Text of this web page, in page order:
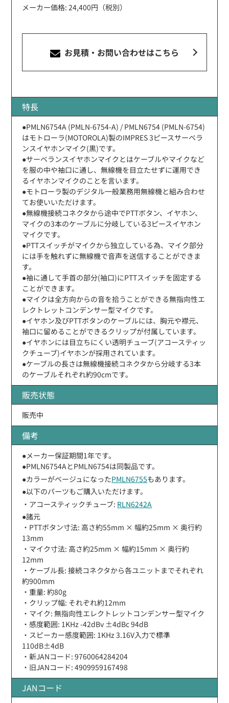
メーカー価格: 24,400円（税別）
お見積・お問い合わせはこちら
特長
●PMLN6754A (PMLN-6754-A) / PMLN6754 (PMLN-6754)
はモトローラ(MOTOROLA)製のIMPRES 3ピースサーベラ
ンスイヤホンマイク(黒)です。
●サーベランスイヤホンマイクとはケーブルやマイクなど
を服の中や袖口に通し、無線機を目立たせずに運用でき
るイヤホンマイクのことを言います。
●モトローラ製のデジタル一般業務用無線機と組み合わせ
てお使いいただけます。
●無線機接続コネクタから途中でPTTボタン、イヤホン、
マイクの3本のケーブルに分岐している3ピースイヤホン
マイクです。
●PTTスイッチがマイクから独立している為、マイク部分
には手を触れずに無線機で音声を送信することができま
す。
●袖に通して手首の部分(袖口)にPTTスイッチを固定する
ことができます。
●マイクは全方向からの音を拾うことができる無指向性エ
レクトレットコンデンサー型マイクです。
●イヤホン及びPTTボタンのケーブルには、胸元や襟元、
袖口に留めることができるクリップが付属しています。
●イヤホンには目立ちにくい透明チューブ(アコースティッ
クチューブ)イヤホンが採用されています。
●ケーブルの長さは無線機接続コネクタから分岐する3本
のケーブルそれぞれ約90cmです。
販売状態
販売中
備考
●メーカー保証期間1年です。
●PMLN6754AとPMLN6754は同製品です。
●カラーがベージュになったPMLN6755もあります。
●以下のパーツもご購入いただけます。
・アコースティックチューブ: RLN6242A
●諸元
・PTTボタン寸法: 高さ約55mm × 幅約25mm × 奥行約
13mm
・マイク寸法: 高さ約25mm × 幅約15mm × 奥行約
12mm
・ケーブル長: 接続コネクタから各ユニットまでそれぞれ
約900mm
・重量: 約80g
・クリップ幅: それぞれ約12mm
・マイク: 無指向性エレクトレットコンデンサー型マイク
・感度範囲: 1KHz -42dBv ±4dBc 94dB
・スピーカー感度範囲: 1KHz 3.16V入力で標準
110dB±4dB
・新JANコード: 9760064284204
・旧JANコード: 4909959167498
JANコード